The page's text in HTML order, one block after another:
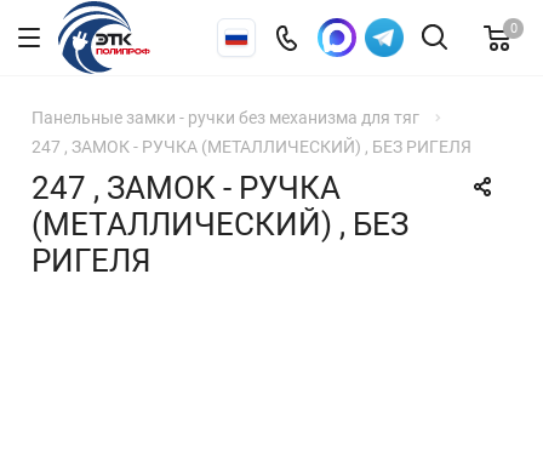
0
Панельные замки - ручки без механизма для тяг
247 , ЗАМОК - РУЧКА (МЕТАЛЛИЧЕСКИЙ) , БЕЗ РИГЕЛЯ
247 , ЗАМОК - РУЧКА
(МЕТАЛЛИЧЕСКИЙ) , БЕЗ
РИГЕЛЯ